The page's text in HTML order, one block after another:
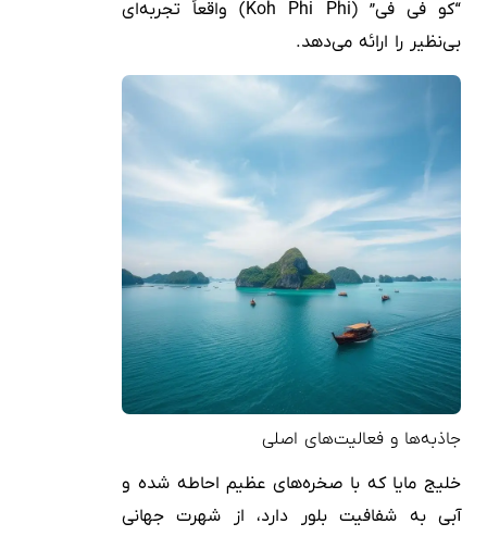
“کو فی فی” (Koh Phi Phi) واقعاً تجربه‌ای
بی‌نظیر را ارائه می‌دهد.
جاذبه‌ها و فعالیت‌های اصلی
خلیج مایا که با صخره‌های عظیم احاطه شده و
آبی به شفافیت بلور دارد، از شهرت جهانی